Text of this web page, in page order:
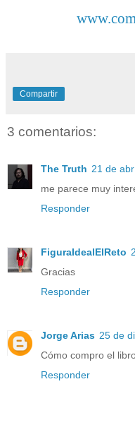
Compartir
3 comentarios:
The Truth 21 de
me parece muy
Responder
FiguraIdealElReto
Gracias
Responder
Jorge Arias 25 de
Cómo compro el
Responder